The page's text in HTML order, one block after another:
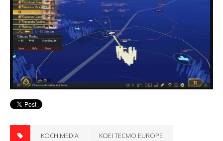
KOCH MEDIA KOEI TECMO EUROPE